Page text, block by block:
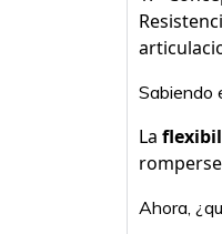
Sabiendo
La
Ahora,